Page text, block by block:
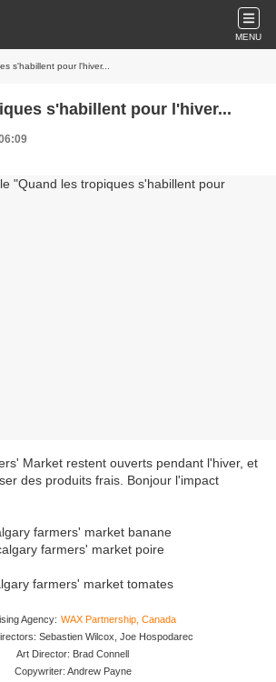
MENU
s'habillent pour l'hiver...
s'habillent pour l'hiver...
Market restent ouverts pendant l'hiver, et
des produits frais. Bonjour l'impact
Agency: WAX Partnership, Canada
Sebastien Wilcox, Joe Hospodarec
Art Director: Brad Connell
Copywriter: Andrew Payne